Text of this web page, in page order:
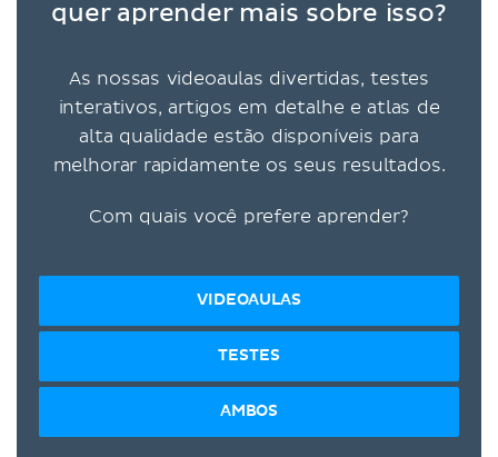
quer aprender mais sobre isso?
As nossas videoaulas divertidas, testes
interativos, artigos em detalhe e atlas de
alta qualidade estão disponíveis para
melhorar rapidamente os seus resultados.
Com quais você prefere aprender?
VIDEOAULAS
TESTES
AMBOS